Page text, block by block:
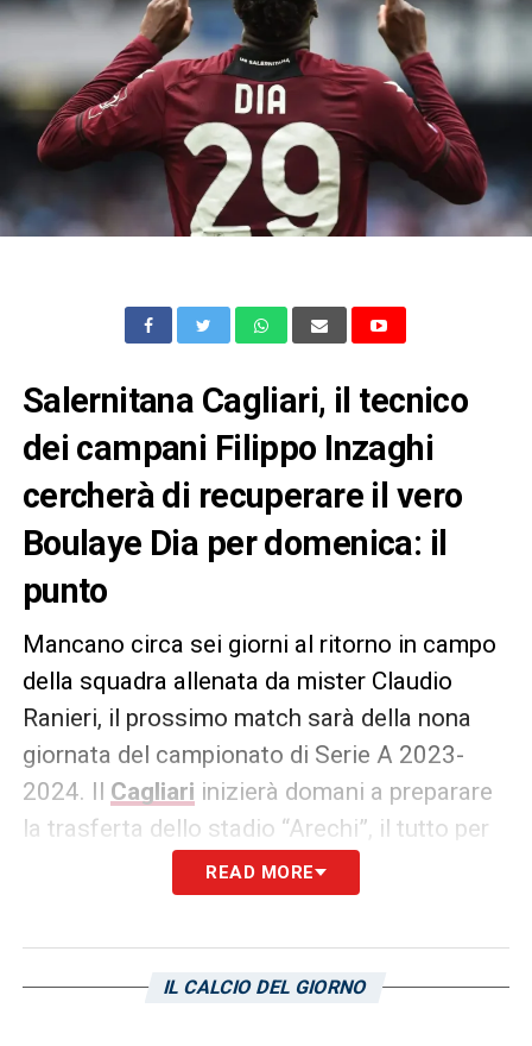
Salernitana Cagliari, il tecnico
dei campani Filippo Inzaghi
cercherà di recuperare il vero
Boulaye Dia per domenica: il
punto
Mancano circa sei giorni al ritorno in campo
della squadra allenata da mister Claudio
Ranieri, il prossimo match sarà della nona
giornata del campionato di Serie A 2023-
2024. Il Cagliari inizierà domani a preparare
la trasferta dello stadio “Arechi”, il tutto per
sfidare la squadra di Filippo Inzaghi. La
, evidenzia quest’oggi il
nome, cognome e ruolo:Boulaye Dia
READ MORE
IL CALCIO DEL GIORNO